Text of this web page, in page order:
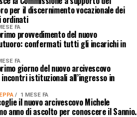
per il discernimento vocazionale dei
FA
provvedimento del nuovo
confermati tutti gli incarichi in
FA
giorno del nuovo arcivescovo
istituzionali all’ingresso in
1 MESE FA
il nuovo arcivescovo Michele
anno di ascolto per conoscere il Sannio.